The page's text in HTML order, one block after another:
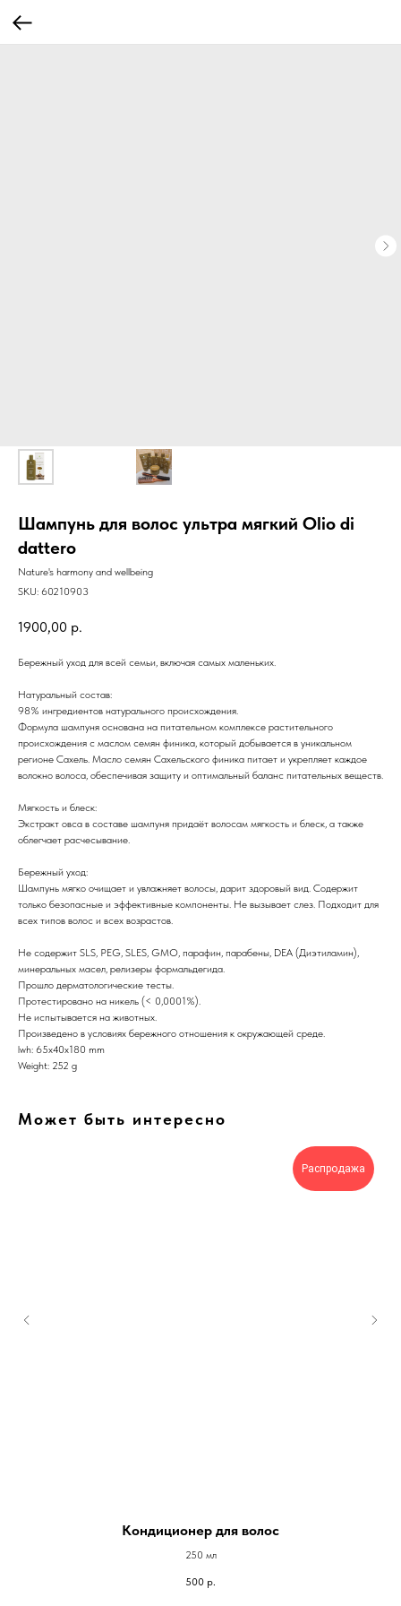
Шампунь для волос ультра мягкий Olio di
dattero
Nature's harmony and wellbeing
SKU: 60210903
1900,00 р.
Бережный уход для всей семьи, включая самых маленьких.
Натуральный состав:
98% ингредиентов натурального происхождения.
Формула шампуня основана на питательном комплексе растительного
происхождения с маслом семян финика, который добывается в уникальном
регионе Сахель. Масло семян Сахельского финика питает и укрепляет каждое
волокно волоса, обеспечивая защиту и оптимальный баланс питательных веществ.
Мягкость и блеск:
Экстракт овса в составе шампуня придаёт волосам мягкость и блеск, а также
облегчает расчесывание.
Бережный уход:
Шампунь мягко очищает и увлажняет волосы, дарит здоровый вид. Содержит
только безопасные и эффективные компоненты. Не вызывает слез. Подходит для
всех типов волос и всех возрастов.
Не содержит SLS, PEG, SLES, GMO, парафин, парабены, DEA (Диэтиламин),
минеральных масел, релизеры формальдегида.
Прошло дерматологические тесты.
Протестировано на никель (< 0,0001%).
Не испытывается на животных.
Произведено в условиях бережного отношения к окружающей среде.
lwh: 65x40x180 mm
Weight: 252 g
Может быть интересно
Распродажа
Кондиционер для волос
250 мл
500 р.